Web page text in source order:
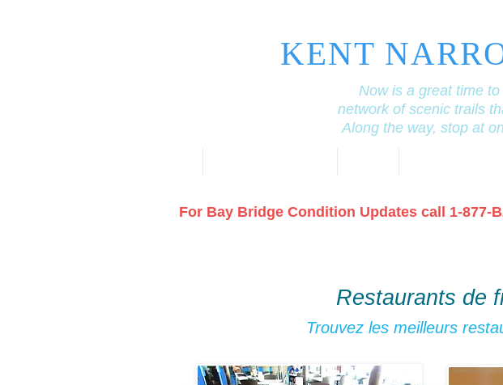
KENT
Now is a great time
network of scenic trails
Along the way, stop at
For Bay Bridge Condition Updates call 1-877-
Restaurants de
Trouvez les meilleurs